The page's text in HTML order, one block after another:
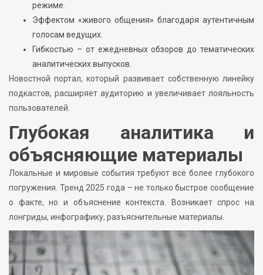
режиме.
Эффектом «живого общения» благодаря аутентичным
голосам ведущих.
Гибкостью – от ежедневных обзоров до тематических
аналитических выпусков.
Новостной портал, который развивает собственную линейку
подкастов, расширяет аудиторию и увеличивает лояльность
пользователей.
Глубокая аналитика и
объясняющие материалы
Локальные и мировые события требуют всё более глубокого
погружения. Тренд 2025 года – не только быстрое сообщение
о факте, но и объяснение контекста. Возникает спрос на
лонгриды, инфографику, разъяснительные материалы.